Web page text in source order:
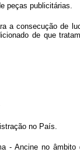
peças publicitárias.
a consecução de
de que
no País.
- Ancine no